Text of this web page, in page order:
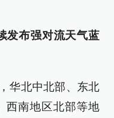
发布强对流天气蓝
华北中北部、东北
西南地区北部等地